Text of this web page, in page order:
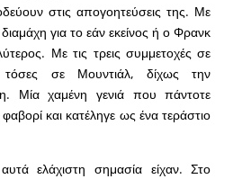
στις απογοητεύσεις της. Με
για το εάν εκείνος ή ο Φρανκ
Με τις τρεις συμμετοχές σε
σε Μουντιάλ, δίχως την
Μία χαμένη γενιά που πάντοτε
και κατέληγε ως ένα τεράστιο
ελάχιστη σημασία είχαν. Στο